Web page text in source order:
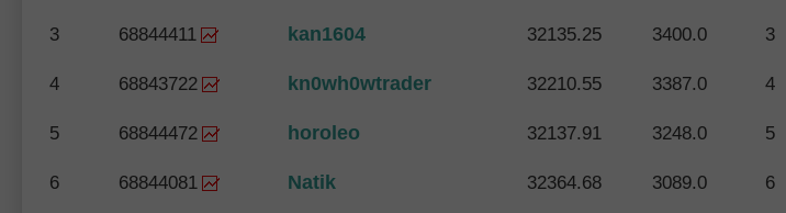
3 68844411 kan1604 32135.25 3400.0 3
4 68843722 kn0wh0wtrader 32210.55 3387.0 4
5 68844472 horoleo 32137.91 3248.0 5
6 68844081 Natik 32364.68 3089.0 6